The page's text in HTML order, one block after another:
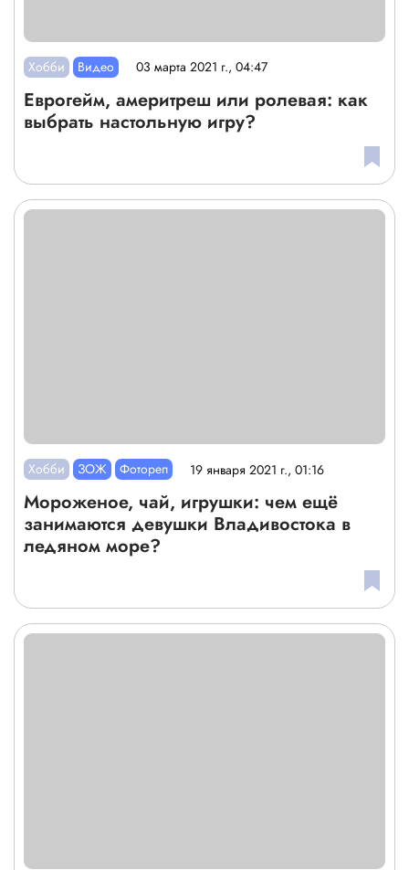
Хобби Видео 03 марта 2021 г., 04:47
Еврогейм, америтреш или ролевая: как
выбрать настольную игру?
Хобби ЗОЖ Фотореп 19 января 2021 г., 01:16
Мороженое, чай, игрушки: чем ещё
занимаются девушки Владивостока в
ледяном море?